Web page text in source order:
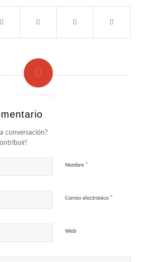
0
COMENTARIOS
conversación?
Nombre *
Correo electrónico *
Web